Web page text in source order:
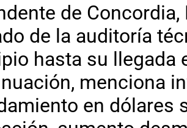
de
de la auditoría
hasta su llegada
menciona
en dólares